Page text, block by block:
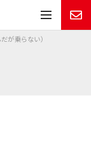
メ
が乗らない）